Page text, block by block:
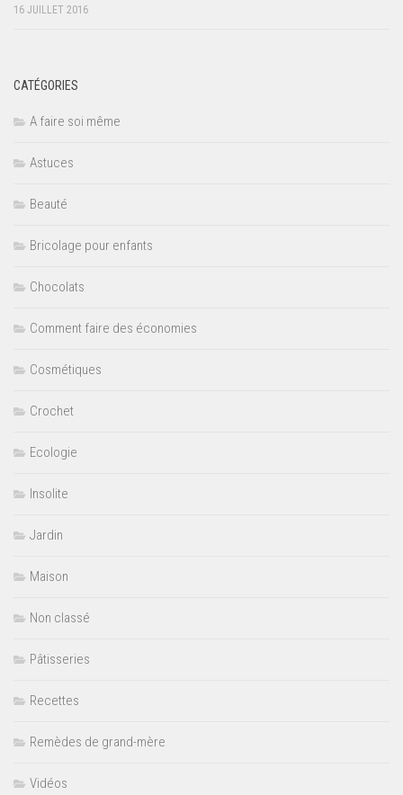
16 JUILLET 2016
CATÉGORIES
A faire soi même
Astuces
Beauté
Bricolage pour enfants
Chocolats
Comment faire des économies
Cosmétiques
Crochet
Ecologie
Insolite
Jardin
Maison
Non classé
Pâtisseries
Recettes
Remèdes de grand-mère
Vidéos